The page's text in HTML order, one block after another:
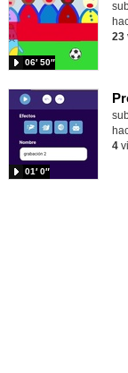
06′ 50″
23
01′ 0″
4